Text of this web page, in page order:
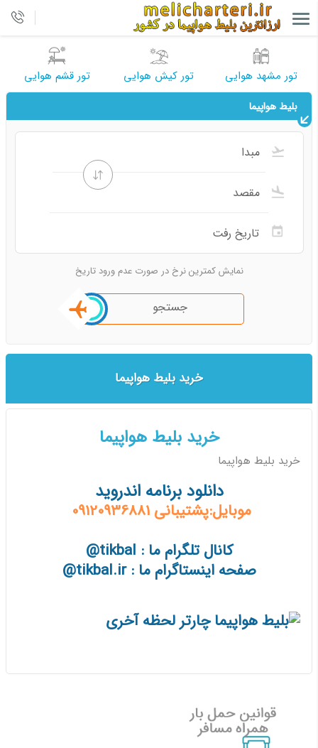
تور مشهد هوایی تور کیش هوایی تور قشم هوایی
بلیط هواپیما
نمایش کمترین نرخ در صورت عدم ورود تاریخ
جستجو
خرید بلیط هواپیما
خرید بلیط هواپیما
خرید بلیط هواپیما
دانلود برنامه اندروید
موبایل:پشتیبانی 09120936881
کانال تلگرام ما : tikbal@
صفحه اینستاگرام ما : tikbal.ir@